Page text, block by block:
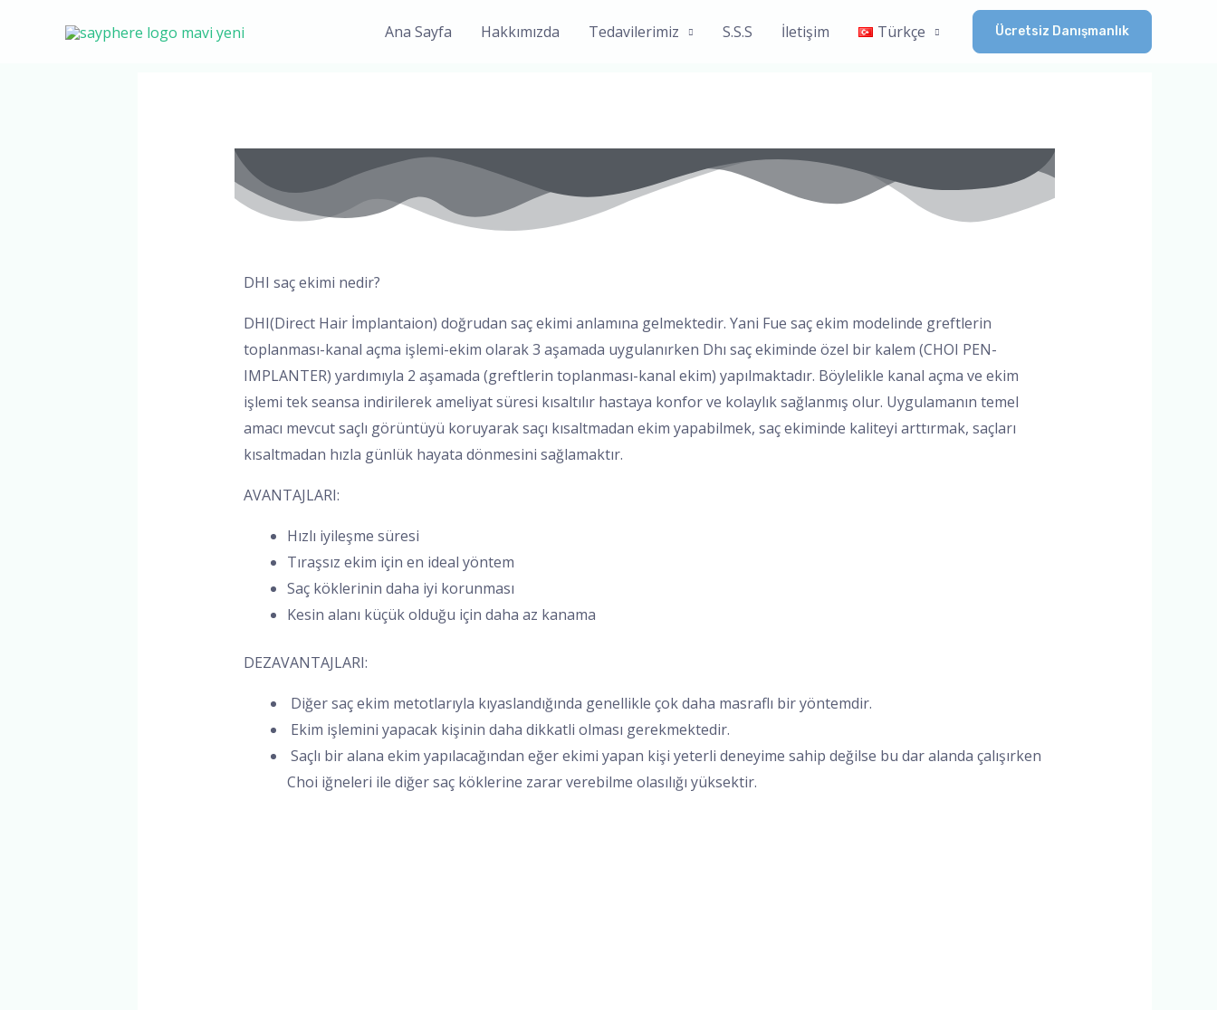
Ana Sayfa Hakkımızda Tedavilerimiz S.S.S İletişim Türkçe Ücretsiz Danışmanlık
DHI saç ekimi nedir?
DHI(Direct Hair İmplantaion) doğrudan saç ekimi anlamına gelmektedir. Yani Fue saç ekim modelinde greftlerin
toplanması-kanal açma işlemi-ekim olarak 3 aşamada uygulanırken Dhı saç ekiminde özel bir kalem (CHOI PEN-
IMPLANTER) yardımıyla 2 aşamada (greftlerin toplanması-kanal ekim) yapılmaktadır. Böylelikle kanal açma ve ekim
işlemi tek seansa indirilerek ameliyat süresi kısaltılır hastaya konfor ve kolaylık sağlanmış olur. Uygulamanın temel
amacı mevcut saçlı görüntüyü koruyarak saçı kısaltmadan ekim yapabilmek, saç ekiminde kaliteyi arttırmak, saçları
kısaltmadan hızla günlük hayata dönmesini sağlamaktır.
AVANTAJLARI:
Hızlı iyileşme süresi
Tıraşsız ekim için en ideal yöntem
Saç köklerinin daha iyi korunması
Kesin alanı küçük olduğu için daha az kanama
DEZAVANTAJLARI:
Diğer saç ekim metotlarıyla kıyaslandığında genellikle çok daha masraflı bir yöntemdir.
Ekim işlemini yapacak kişinin daha dikkatli olması gerekmektedir.
Saçlı bir alana ekim yapılacağından eğer ekimi yapan kişi yeterli deneyime sahip değilse bu dar alanda çalışırken
Choi iğneleri ile diğer saç köklerine zarar verebilme olasılığı yüksektir.